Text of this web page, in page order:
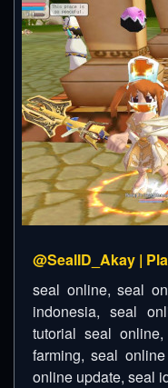
@SealID_Akay |
seal online, seal
indonesia, seal
tutorial seal
farming, seal
online update, seal